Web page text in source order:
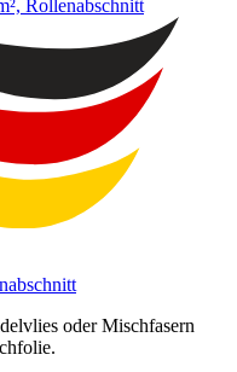
oder Mischfasern